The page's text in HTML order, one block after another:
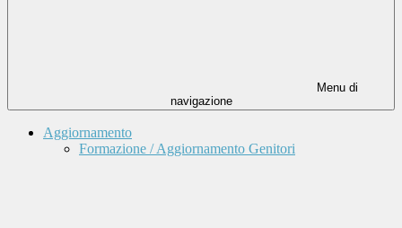
Menu di
navigazione
Aggiornamento
Formazione / Aggiornamento Genitori